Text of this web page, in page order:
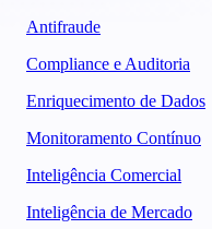
Antifraude
Compliance e Auditoria
Enriquecimento de Dados
Monitoramento Contínuo
Inteligência Comercial
Inteligência de Mercado